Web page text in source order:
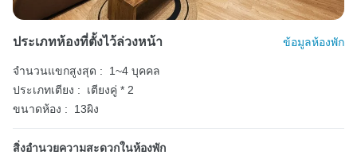
ประเภทห้องที่ตั้งไว้ล่วงหน้า ข้อมูลห้องพัก
จำนวนแขกสูงสุด :
1~4 บุคคล
ประเภทเตียง :
เตียงคู่ * 2
ขนาดห้อง :
13ผิง
สิ่งอำนวยความสะดวกในห้องพัก